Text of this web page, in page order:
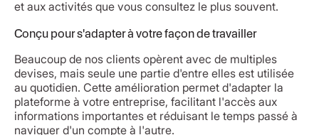
et aux activités que vous consultez le plus souvent.
Conçu pour s'adapter à votre façon de travailler
Beaucoup de nos clients opèrent avec de multiples
devises, mais seule une partie d'entre elles est utilisée
au quotidien. Cette amélioration permet d'adapter la
plateforme à votre entreprise, facilitant l'accès aux
informations importantes et réduisant le temps passé à
naviguer d'un compte à l'autre.